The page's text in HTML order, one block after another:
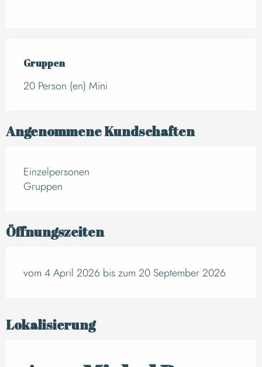
Gruppen
Gruppen
20 Person (en) Mini
Angenommene Kundschaften
Einzelpersonen
Gruppen
Öffnungszeiten
vom 4 April 2026 bis zum 20 September 2026
Lokalisierung